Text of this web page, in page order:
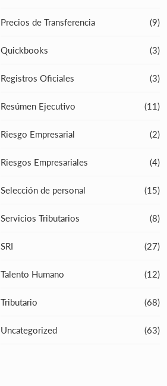
Precios de Transferencia (9)
Quickbooks (3)
Registros Oficiales (3)
Resúmen Ejecutivo (11)
Riesgo Empresarial (2)
Riesgos Empresariales (4)
Selección de personal (15)
Servicios Tributarios (8)
SRI (27)
Talento Humano (12)
Tributario (68)
Uncategorized (63)